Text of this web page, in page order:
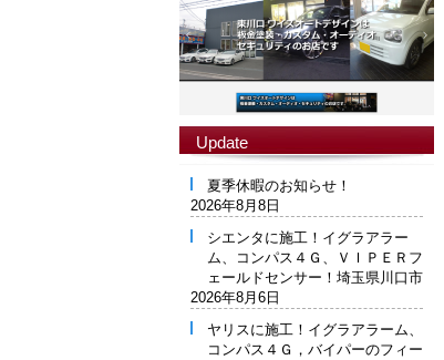
Update
夏季休暇のお知らせ！
2026年8月8日
シエンタに施工！イグラアラー
ム、コンパス４Ｇ、ＶＩＰＥＲフ
ェールドセンサー！埼玉県川口市
2026年8月6日
ヤリスに施工！イグラアラーム、
コンパス４Ｇ，バイパーのフィー